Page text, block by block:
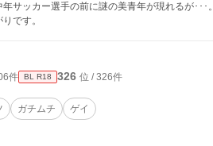
サッカー選手の前に謎の美青年が現れるが･･･。
です。
件 BL R18 326 位 / 326件
ガチムチ ゲイ